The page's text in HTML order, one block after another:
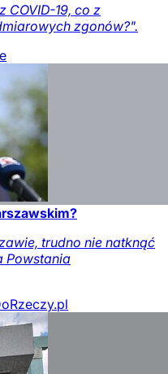
COVID-19, co z
zgonów?".
trudno nie natknąć
Powstania